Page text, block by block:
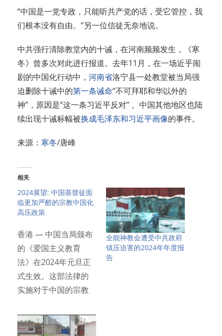
“中国是一党专政，只能听共产党的话，受它管控，我
们根本没有自由。”另一位信徒无奈地说。
中共强行清除教堂内的十诫，在河南频频发生，《寒
冬》曾多次对此进行报道。去年11月，在一场近乎闹
剧的中国化行动中， 河南省洛宁县一处教堂被当局强
迫删除十诫中的第一条诫命“不可拜耶和华以外的
神”，原因是“这一条习近平反对” 。中国其他地区也陆
续出现十诫标幅被换成毛泽东和习近平画像的事件。
来源： 寒冬/唐峰
相关
2024展望: 中国基督徒面
临更加严酷的宗教中国化
高压政策
香港 — 中国当局颁布
的《爱国主义教育
法》在2024年元旦正
式生效。这部法律的
实施对于中国的宗教
全能神教会遭受中共政府
镇压迫害的2024年年度报
告